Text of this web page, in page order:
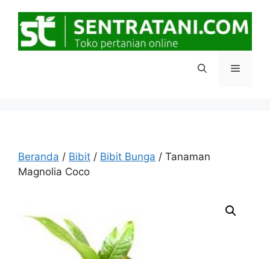
Menu
Beranda / Bibit / Bibit Bunga / Tanaman
Magnolia Coco